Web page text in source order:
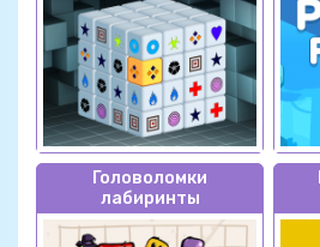
Головоломки
лабиринты